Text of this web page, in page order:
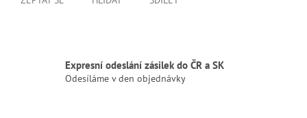
Expresní odeslání zásilek do ČR a SK
Odesíláme v den objednávky